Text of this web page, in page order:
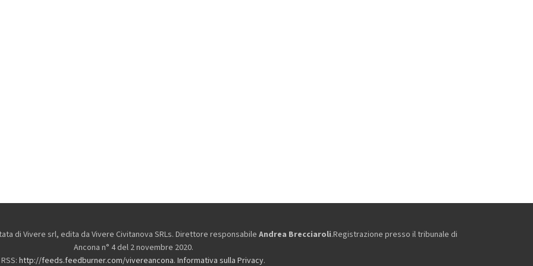
di Vivere srl, edita da Vivere Civitanova SRLs. Direttore responsabile Andrea Brecciaroli.Registrazione presso il tribunale di
Ancona n° 4 del 2 novembre 2020.
RSS: http://feeds.feedburner.com/vivereancona. Informativa sulla Privacy.